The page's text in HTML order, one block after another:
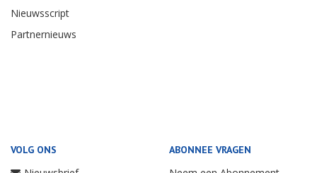
Nieuwsscript
Partnernieuws
VOLG ONS ABONNEE VRAGEN